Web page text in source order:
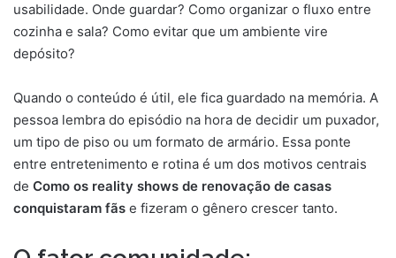
usabilidade. Onde guardar? Como organizar o fluxo entre
cozinha e sala? Como evitar que um ambiente vire
depósito?
Quando o conteúdo é útil, ele fica guardado na memória. A
pessoa lembra do episódio na hora de decidir um puxador,
um tipo de piso ou um formato de armário. Essa ponte
entre entretenimento e rotina é um dos motivos centrais
de Como os reality shows de renovação de casas
conquistaram fãs e fizeram o gênero crescer tanto.